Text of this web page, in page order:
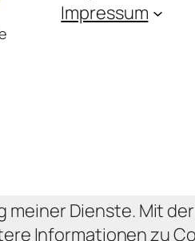
Impressum
Dienste. Mit
Informationen zu